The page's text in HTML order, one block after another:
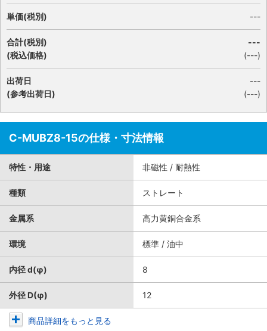
単価(税別) ---
合計(税別)
(税込価格)
---
(---)
出荷日
(参考出荷日)
---
(---)
C-MUBZ8-15の仕様・寸法情報
特性・用途 非磁性 / 耐熱性
種類 ストレート
金属系 高力黄銅合金系
環境 標準 / 油中
内径 d(φ) 8
外径 D(φ) 12
商品詳細をもっと見る